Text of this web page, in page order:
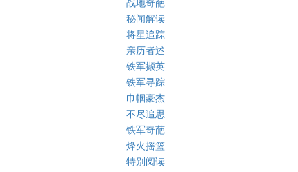
战地奇葩
秘闻解读
将星追踪
亲历者述
铁军撷英
铁军寻踪
巾帼豪杰
不尽追思
铁军奇葩
烽火摇篮
特别阅读